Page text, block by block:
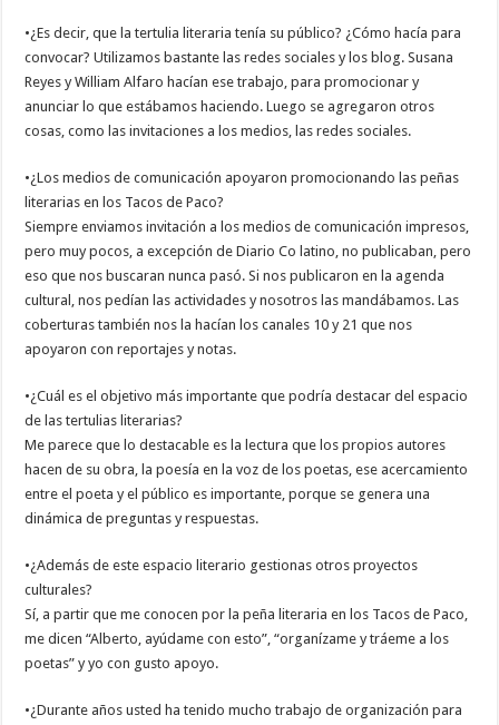
•¿Es decir, que la tertulia literaria tenía su público? ¿Cómo hacía para
convocar? Utilizamos bastante las redes sociales y los blog. Susana
Reyes y William Alfaro hacían ese trabajo, para promocionar y
anunciar lo que estábamos haciendo. Luego se agregaron otros
cosas, como las invitaciones a los medios, las redes sociales.
•¿Los medios de comunicación apoyaron promocionando las peñas
literarias en los Tacos de Paco?
Siempre enviamos invitación a los medios de comunicación impresos,
pero muy pocos, a excepción de Diario Co latino, no publicaban, pero
eso que nos buscaran nunca pasó. Si nos publicaron en la agenda
cultural, nos pedían las actividades y nosotros las mandábamos. Las
coberturas también nos la hacían los canales 10 y 21 que nos
apoyaron con reportajes y notas.
•¿Cuál es el objetivo más importante que podría destacar del espacio
de las tertulias literarias?
Me parece que lo destacable es la lectura que los propios autores
hacen de su obra, la poesía en la voz de los poetas, ese acercamiento
entre el poeta y el público es importante, porque se genera una
dinámica de preguntas y respuestas.
•¿Además de este espacio literario gestionas otros proyectos
culturales?
Sí, a partir que me conocen por la peña literaria en los Tacos de Paco,
me dicen “Alberto, ayúdame con esto”, “organízame y tráeme a los
poetas” y yo con gusto apoyo.
•¿Durante años usted ha tenido mucho trabajo de organización para